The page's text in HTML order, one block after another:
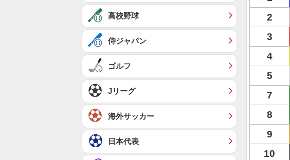
2
3
4
5
7
8
9
10
高校野球
侍ジャパン
ゴルフ
Jリーグ
海外サッカー
日本代表